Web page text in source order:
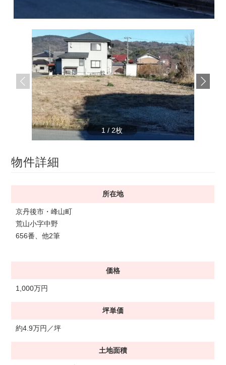
建
築
へ
1/ 2
物件詳細
所在地
京丹後市・峰山町
荒山小字中野
656番、他2筆
価格
1,000万円
坪単価
約4.9万円／坪
土地面積